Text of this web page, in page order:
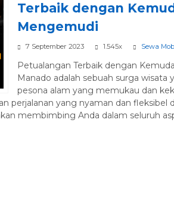
Terbaik dengan
Mengemudi
7 September 2023 1.545x Sewa
Petualangan Terbaik dengan
Manado adalah sebuah surga wisata
pesona alam yang memukau dan
perjalanan yang nyaman dan fleksibel
membimbing Anda dalam seluruh
Likupang Pulau
Jadwal